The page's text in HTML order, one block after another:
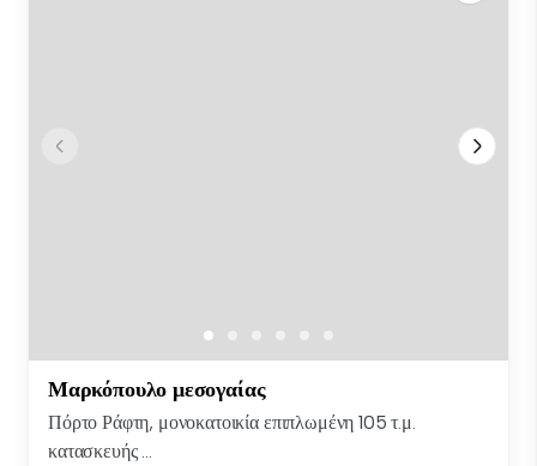
Μαρκόπουλο μεσογαίας
Πόρτο Ράφτη, μονοκατοικία επιπλωμένη 105 τ.μ.
κατασκευής ...